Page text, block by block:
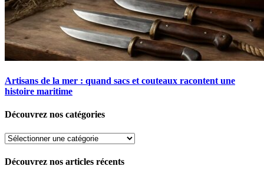
Artisans de la mer : quand sacs et couteaux racontent une
histoire maritime
Découvrez nos catégories
Découvrez
catégories
Découvrez nos articles récents